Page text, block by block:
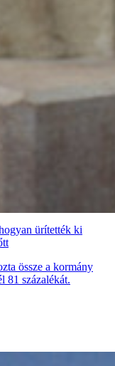
ürítették ki
össze a kormány
81 százalékát.